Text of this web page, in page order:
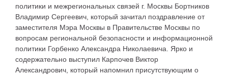
политики и межрегиональных связей г. Москвы Бортников
Владимир Сергеевич, который зачитал поздравление от
заместителя Мэра Москвы в Правительстве Москвы по
вопросам региональной безопасности и информационной
политики Горбенко Александра Николаевича. Ярко и
содержательно выступил Карпочев Виктор
Александрович, который напомнил присутствующим о